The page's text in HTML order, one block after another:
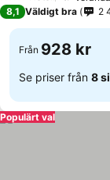
8,1 Väldigt bra 2
Från 928 kr
Se priser från 8
Populärt val